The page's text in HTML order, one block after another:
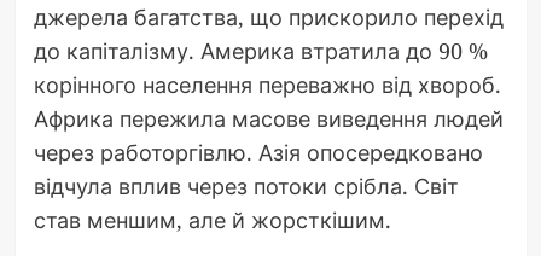
джерела багатства, що прискорило перехід
до капіталізму. Америка втратила до 90 %
корінного населення переважно від хвороб.
Африка пережила масове виведення людей
через работоргівлю. Азія опосередковано
відчула вплив через потоки срібла. Світ
став меншим, але й жорсткішим.